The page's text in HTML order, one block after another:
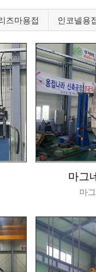
즈마용접 인코넬용
마그
마